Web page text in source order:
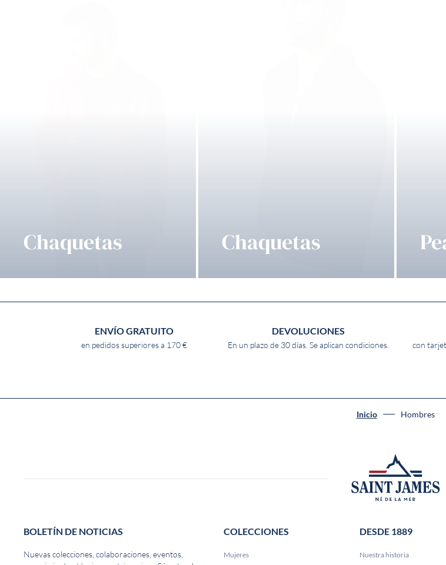
Chaquetas Chaquetas
ENVÍO GRATUITO
en pedidos superiores a 170 €
DEVOLUCIONES
En un plazo de 30 días. Se aplican condiciones. con
Inicio Hombres
BOLETÍN DE NOTICIAS
Nuevas colecciones, colaboraciones, eventos,
COLECCIONES
Mujeres
DESDE 1889
Nuestra historia